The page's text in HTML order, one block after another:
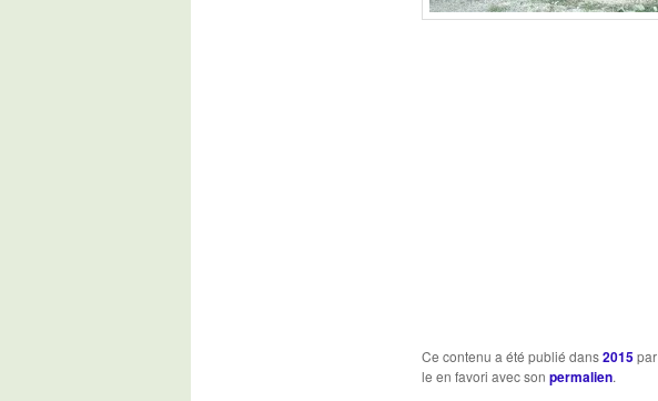
Ce contenu a été publié dans2015par
le en favori avec son permalien.